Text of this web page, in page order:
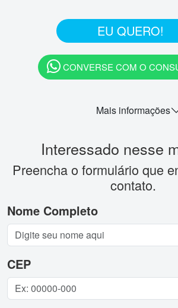
EU QUERO!
CONVERSE COM O
Mais informações
Interessado nesse
Preencha o formulário que
contato.
Nome Completo
CEP